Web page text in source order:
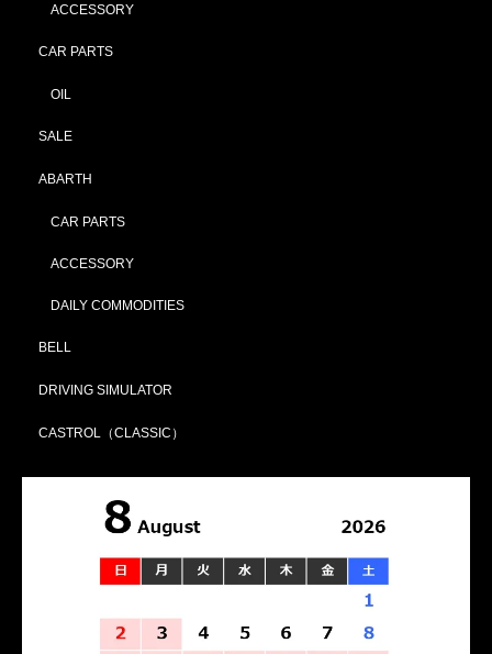
ACCESSORY
CAR PARTS
OIL
SALE
ABARTH
CAR PARTS
ACCESSORY
DAILY COMMODITIES
BELL
DRIVING SIMULATOR
CASTROL（CLASSIC）